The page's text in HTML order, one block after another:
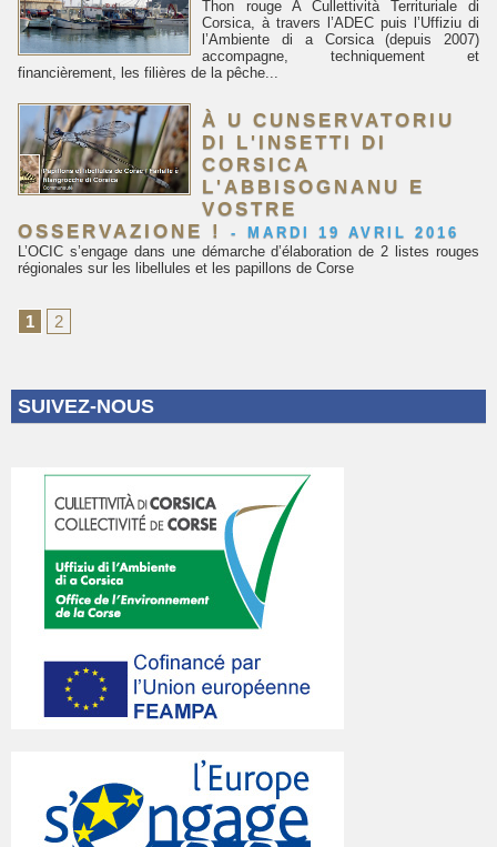
Thon rouge A Cullettività Territuriale di
Corsica, à travers l’ADEC puis l’Uffiziu di
l’Ambiente di a Corsica (depuis 2007)
accompagne, techniquement et
financièrement, les filières de la pêche...
À U CUNSERVATORIU
DI L'INSETTI DI
CORSICA
L'ABBISOGNANU E
VOSTRE
OSSERVAZIONE !
-
MARDI 19 AVRIL 2016
L’OCIC s’engage dans une démarche d’élaboration de 2 listes rouges
régionales sur les libellules et les papillons de Corse
1 2
SUIVEZ-NOUS